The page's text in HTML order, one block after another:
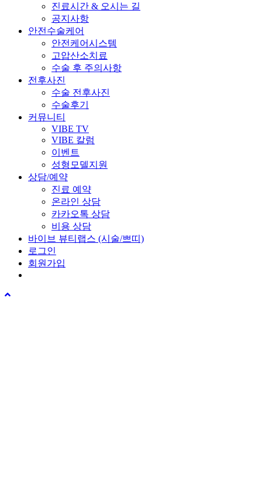
진료시간 & 오시는 길
공지사항
안전수술케어
안전케어시스템
고압산소치료
수술 후 주의사항
전후사진
수술 전후사진
수술후기
커뮤니티
VIBE TV
VIBE 칼럼
이벤트
성형모델지원
상담/예약
진료 예약
온라인 상담
카카오톡 상담
비용 상담
바이브 뷰티랩스 (시술/쁘띠)
로그인
회원가입